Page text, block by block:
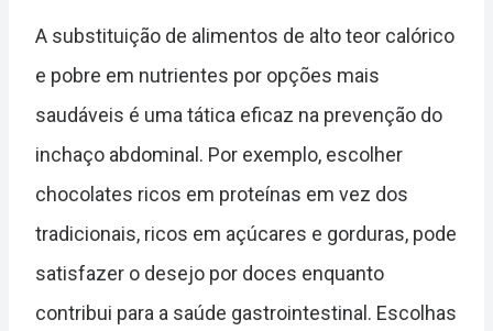
A substituição de alimentos de alto teor calórico
e pobre em nutrientes por opções mais
saudáveis é uma tática eficaz na prevenção do
inchaço abdominal. Por exemplo, escolher
chocolates ricos em proteínas em vez dos
tradicionais, ricos em açúcares e gorduras, pode
satisfazer o desejo por doces enquanto
contribui para a saúde gastrointestinal. Escolhas